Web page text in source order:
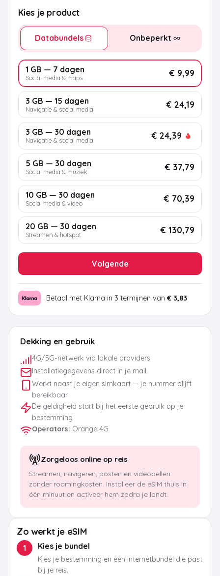
Dekking en gebruik
4G/5G-netwerk via lokale providers
Installatiegegevens direct in je mail
Werkt naast je eigen simkaart — je nummer blijft
bereikbaar
De geldigheid start bij het eerste gebruik op je
bestemming
Operators: Orange 4G
Zorgeloos online op reis
Streamen, navigeren, posten en videobellen
zonder roamingkosten. Installeer de eSIM thuis in
één minuut en activeer hem zodra je landt.
Zo werkt je eSIM
1 Kies je bundel
Kies je bestemming en een internetbundel die past
bij je reis.
Kies je product
Databundels Onbeperkt
1 GB — 7 dagen
Social media & maps € 9,99
3 GB — 15 dagen
Navigatie & social media € 24,19
3 GB — 30 dagen
Navigatie & social media € 24,39
5 GB — 30 dagen
Social media & muziek € 37,79
10 GB — 30 dagen
Social media & video € 70,39
20 GB — 30 dagen
Streamen & hotspot € 130,79
Volgende
Betaal met Klarna in 3 termijnen van € 3,83